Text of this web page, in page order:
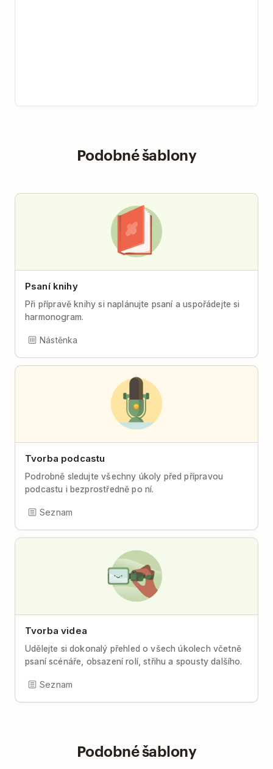
Podobné šablony
Psaní knihy
Při přípravě knihy si naplánujte psaní a uspořádejte si
harmonogram.
Nástěnka
Tvorba podcastu
Podrobně sledujte všechny úkoly před přípravou
podcastu i bezprostředně po ní.
Seznam
Tvorba videa
Udělejte si dokonalý přehled o všech úkolech včetně
psaní scénáře, obsazení rolí, střihu a spousty dalšího.
Seznam
Podobné šablony